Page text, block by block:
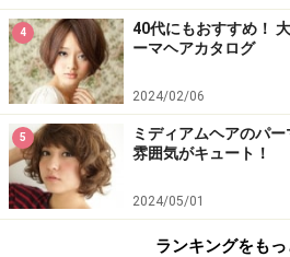
4
40代にもおすすめ！
ーマヘアカタログ
2024/02/06
5
ミディアムヘアのパ
雰囲気がキュート！
2024/05/01
ランキングをも